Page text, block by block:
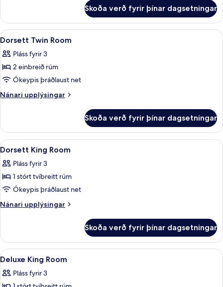
(Room)
Skoða verð fyrir þínar dagsetningar
Skoða
allar
myndir
fyrir
Dorsett
Twin
Míníbar, öryggishólf í herbergi,
6
Dorsett Twin Room
Pláss fyrir 3
2 einbreið rúm
Ókeypis þráðlaust net
Nánari upplýsingar
Nánari
Twin
Room
Skoða verð fyrir þínar dagsetningar
Skoða
allar
myndir
fyrir
Dorsett
King
Míníbar, öryggishólf í herbergi,
6
Dorsett King Room
Pláss fyrir 3
1 stórt tvíbreitt rúm
Ókeypis þráðlaust net
Nánari upplýsingar
Nánari
King
Room
Skoða verð fyrir þínar dagsetningar
Skoða
allar
myndir
Míníbar, öryggishólf í herbergi,
5
Deluxe King Room
Pláss fyrir 3